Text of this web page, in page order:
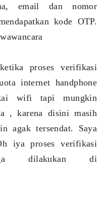
email dan nomor
kode OTP.
proses verifikasi
internet handphone
wifi tapi mungkin
, karena disini masih
agak tersendat. Saya
iya proses verifikasi
dilakukan di